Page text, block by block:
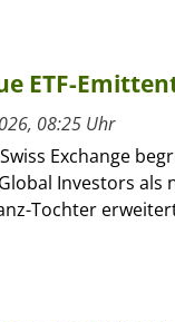
ETF-
08:25 Uhr
Swiss Exchange
Investors als
Tochter